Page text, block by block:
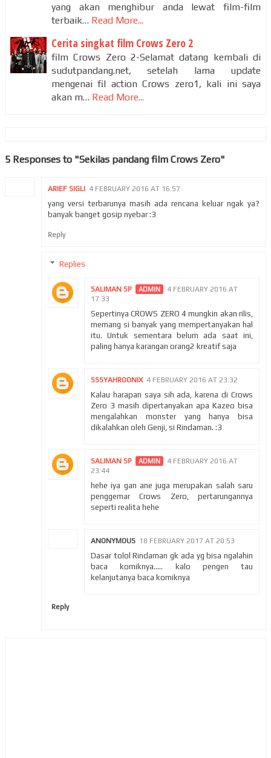
yang akan menghibur anda lewat film-film
terbaik… Read More...
Cerita singkat film Crows Zero 2
film Crows Zero 2-Selamat datang kembali di
sudutpandang.net, setelah lama update
mengenai fil action Crows zero1, kali ini saya
akan m… Read More...
5 Responses to "Sekilas pandang film Crows Zero"
ARIEF SIGLI 4 FEBRUARY 2016 AT 16:57
yang versi terbarunya masih ada rencana keluar ngak ya?
banyak banget gosip nyebar :3
Reply
Replies
SALIMAN SP
4 FEBRUARY 2016 AT
17:33
Sepertinya CROWS ZERO 4 mungkin akan rilis,
memang si banyak yang mempertanyakan hal
itu. Untuk sementara belum ada saat ini,
paling hanya karangan orang2 kreatif saja
SSSYAHROONIX 4 FEBRUARY 2016 AT 23:32
Kalau harapan saya sih ada, karena di Crows
Zero 3 masih dipertanyakan apa Kazeo bisa
mengalahkan monster yang hanya bisa
dikalahkan oleh Genji, si Rindaman. :3
SALIMAN SP
4 FEBRUARY 2016 AT
23:44
hehe iya gan ane juga merupakan salah saru
penggemar Crows Zero, pertarungannya
seperti realita hehe
ANONYMOUS 18 FEBRUARY 2017 AT 20:53
Dasar tolol Rindaman gk ada yg bisa ngalahin
baca komiknya..... kalo pengen tau
kelanjutanya baca komiknya
Reply